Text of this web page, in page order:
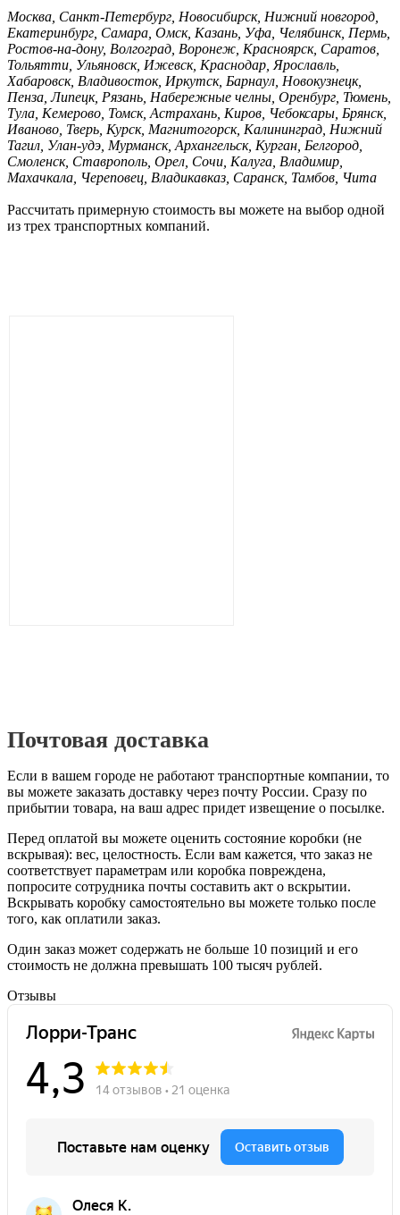
Москва, Санкт-Петербург, Новосибирск, Нижний новгород,
Екатеринбург, Самара, Омск, Казань, Уфа, Челябинск, Пермь,
Ростов-на-дону, Волгоград, Воронеж, Красноярск, Саратов,
Тольятти, Ульяновск, Ижевск, Краснодар, Ярославль,
Хабаровск, Владивосток, Иркутск, Барнаул, Новокузнецк,
Пенза, Липецк, Рязань, Набережные челны, Оренбург, Тюмень,
Тула, Кемерово, Томск, Астрахань, Киров, Чебоксары, Брянск,
Иваново, Тверь, Курск, Магнитогорск, Калининград, Нижний
Тагил, Улан-удэ, Мурманск, Архангельск, Курган, Белгород,
Смоленск, Ставрополь, Орел, Сочи, Калуга, Владимир,
Махачкала, Череповец, Владикавказ, Саранск, Тамбов, Чита
Рассчитать примерную стоимость вы можете на выбор одной
из трех транспортных компаний.
Почтовая доставка
Если в вашем городе не работают транспортные компании, то
вы можете заказать доставку через почту России. Сразу по
прибытии товара, на ваш адрес придет извещение о посылке.
Перед оплатой вы можете оценить состояние коробки (не
вскрывая): вес, целостность. Если вам кажется, что заказ не
соответствует параметрам или коробка повреждена,
попросите сотрудника почты составить акт о вскрытии.
Вскрывать коробку самостоятельно вы можете только после
того, как оплатили заказ.
Один заказ может содержать не больше 10 позиций и его
стоимость не должна превышать 100 тысяч рублей.
Отзывы